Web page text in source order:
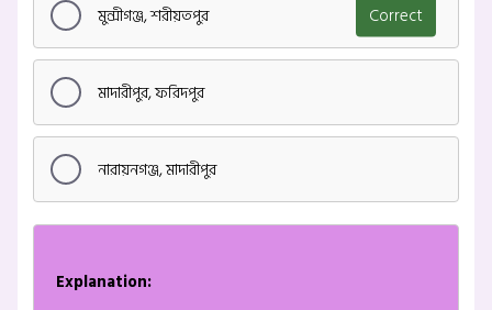
মুন্সীগঞ্জ, শরীয়তপুর Correct
মাদারীপুর, ফরিদপুর
নারায়নগঞ্জ, মাদারীপুর
Explanation: